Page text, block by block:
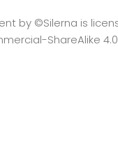
by ©Silerna is
ShareAlike